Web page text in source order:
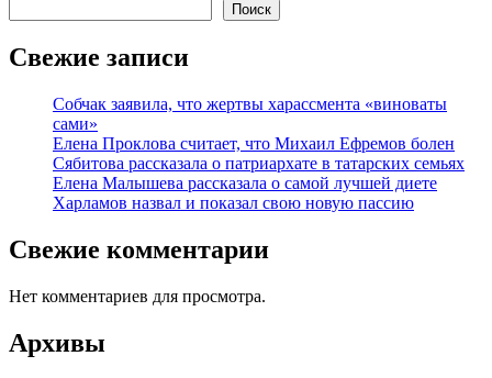
Поиск
Свежие записи
Собчак заявила, что жертвы харассмента «виноваты
сами»
Елена Проклова считает, что Михаил Ефремов болен
Сябитова рассказала о патриархате в татарских семьях
Елена Малышева рассказала о самой лучшей диете
Харламов назвал и показал свою новую пассию
Свежие комментарии
Нет комментариев для просмотра.
Архивы